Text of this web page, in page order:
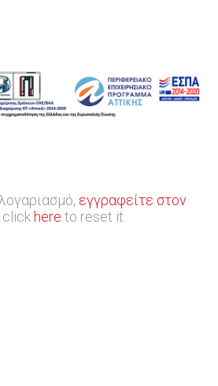
εγγραφείτε στον
click here to reset it.